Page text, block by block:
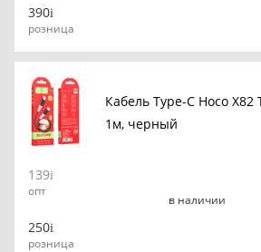
390
розница
Кабель Type-C Hoco X82
1м, черный
139
опт
250
розница
в наличии